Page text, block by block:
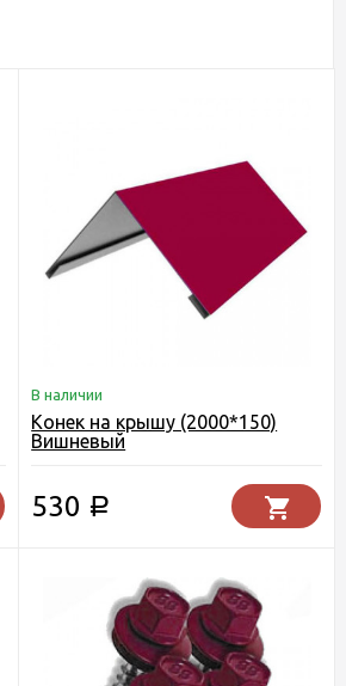
В наличии
Конек на крышу (2000*150)
Вишневый
530 Р